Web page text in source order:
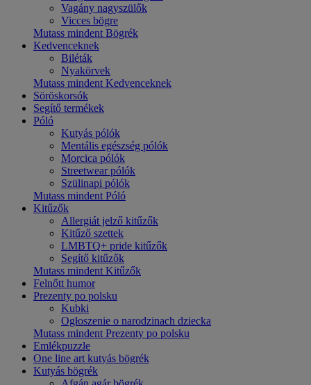
Vagány nagyszülők
Vicces bögre
Mutass mindent Bögrék
Kedvenceknek
Biléták
Nyakörvek
Mutass mindent Kedvenceknek
Söröskorsók
Segítő termékek
Póló
Kutyás pólók
Mentális egészség pólók
Morcica pólók
Streetwear pólók
Szülinapi pólók
Mutass mindent Póló
Kitűzők
Allergiát jelző kitűzők
Kitűző szettek
LMBTQ+ pride kitűzők
Segítő kitűzők
Mutass mindent Kitűzők
Felnőtt humor
Prezenty po polsku
Kubki
Ogłoszenie o narodzinach dziecka
Mutass mindent Prezenty po polsku
Emlékpuzzle
One line art kutyás bögrék
Kutyás bögrék